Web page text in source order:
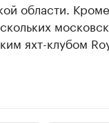
области.
яхт-клубом